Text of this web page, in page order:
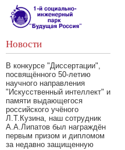
Новости
В конкурсе "Диссертации",
посвящённого 50-летию
научного направления
"Искусственный интеллект" и
памяти выдающегося
российского учёного
Л.Т.Кузина, наш сотрудник
А.А.Липатов был награждён
первым призом и дипломом
за недавно защищенную